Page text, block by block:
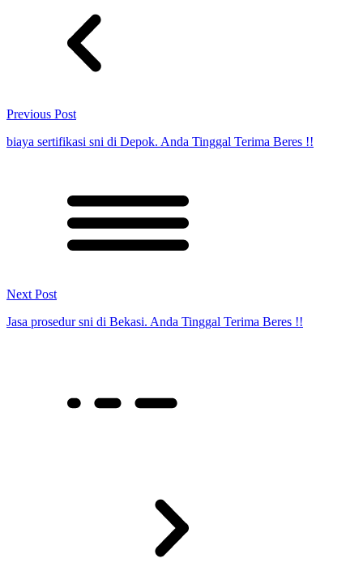
Previous Post
biaya sertifikasi sni di Depok. Anda Tinggal Terima Beres !!
Next Post
Jasa prosedur sni di Bekasi. Anda Tinggal Terima Beres !!